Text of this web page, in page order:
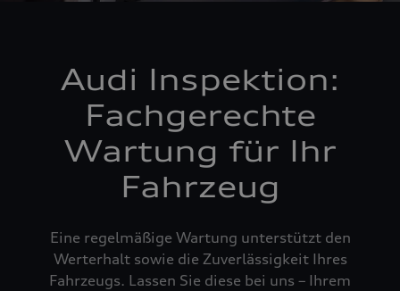
Audi Inspektion:
Fachgerechte
Wartung für Ihr
Fahrzeug
Eine regelmäßige Wartung unterstützt den
Werterhalt sowie die Zuverlässigkeit Ihres
Fahrzeugs. Lassen Sie diese bei uns – Ihrem